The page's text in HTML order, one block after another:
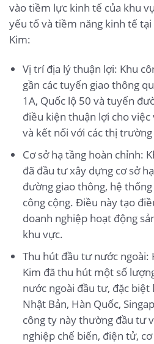
vào tiềm lực kinh tế của khu
yếu tố và tiềm năng kinh tế tại
Kim:
Vị trí địa lý thuận lợi: Khu
gần các tuyến giao thông
1A, Quốc lộ 50 và tuyến
điều kiện thuận lợi cho việc
và kết nối với các thị
Cơ sở hạ tầng hoàn chỉnh:
đã đầu tư xây dựng cơ sở
đường giao thông, hệ
công cộng. Điều này tạo
doanh nghiệp hoạt động
khu vực.
Thu hút đầu tư nước ngoài:
Kim đã thu hút một số
nước ngoài đầu tư, đặc biệt
Nhật Bản, Hàn Quốc,
công ty này thường đầu tư
nghiệp chế biến, điện tử,